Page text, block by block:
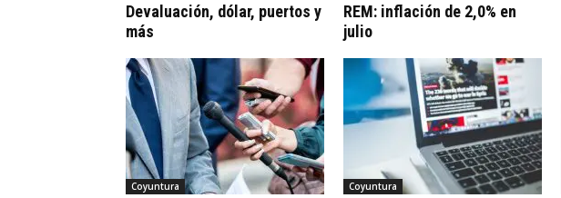
Devaluación, dólar, puertos y
más
REM: inflación de 2,0% en
julio
Coyuntura Coyuntura